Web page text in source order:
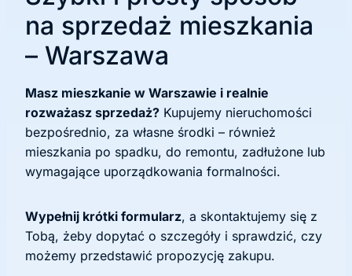
na sprzedaż mieszkania
– Warszawa
Masz mieszkanie w Warszawie i realnie
rozważasz sprzedaż? Kupujemy nieruchomości
bezpośrednio, za własne środki – również
mieszkania po spadku, do remontu, zadłużone lub
wymagające uporządkowania formalności.
Wypełnij krótki formularz, a skontaktujemy się z
Tobą, żeby dopytać o szczegóły i sprawdzić, czy
możemy przedstawić propozycję zakupu.